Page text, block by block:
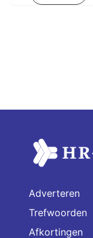
Adverteren
Trefwoorden
Afkortingen